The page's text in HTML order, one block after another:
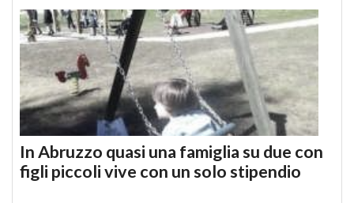
In Abruzzo quasi una famiglia su due con
figli piccoli vive con un solo stipendio